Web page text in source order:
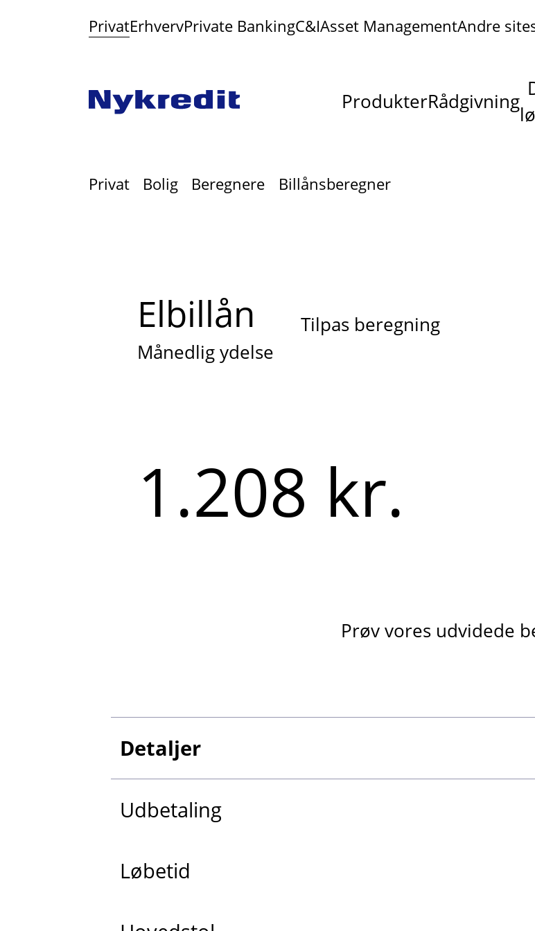
PrivatErhvervPrivate BankingC&IAsset ManagementAndre
ProdukterRådgivning
Privat Bolig Beregnere Billånsberegner
Elbillån
Månedlig ydelse
Tilpas beregning
1.208 kr.
Prøv vores udvidede
Detaljer
Udbetaling
Løbetid